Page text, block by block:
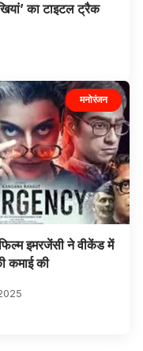
का टाइटल ट्रैक
मनोरंजन
इमरजेंसी ने वीकेंड में
कमाई की